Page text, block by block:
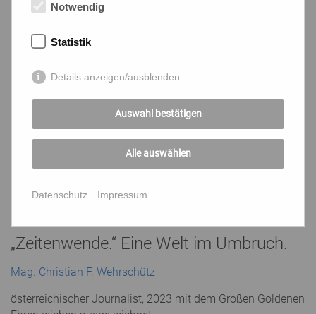
„Zeitenwende.“ Eine Welt im Umbruch.
Mag. Christian F. Wehrschütz
österreichischer Journalist, 2023 mit dem Großen Goldenen
Notwendig
Statistik
Details anzeigen/ausblenden
Auswahl bestätigen
Alle auswählen
Datenschutz Impressum